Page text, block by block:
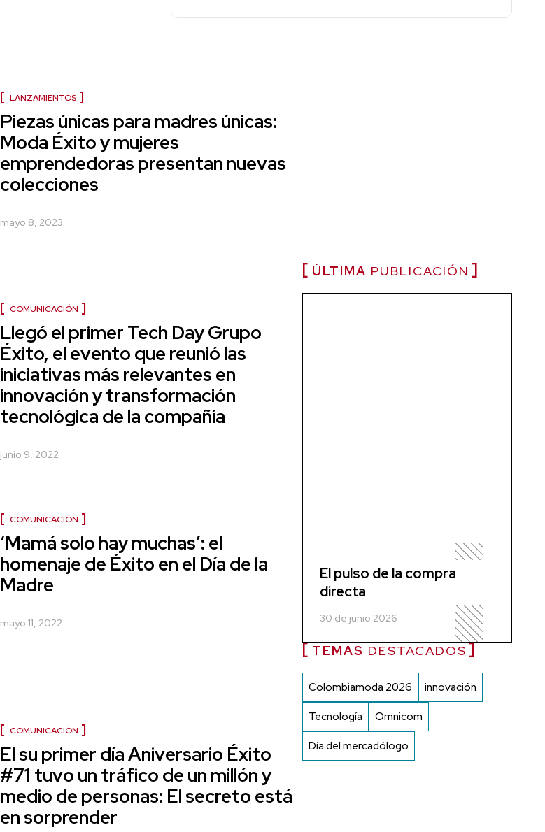
LANZAMIENTOS
Piezas únicas para madres únicas:
Moda Éxito y mujeres
emprendedoras presentan nuevas
colecciones
mayo 8, 2023
COMUNICACIÓN
Llegó el primer Tech Day Grupo
Éxito, el evento que reunió las
iniciativas más relevantes en
innovación y transformación
tecnológica de la compañía
junio 9, 2022
COMUNICACIÓN
‘Mamá solo hay muchas’: el
homenaje de Éxito en el Día de la
Madre
mayo 11, 2022
COMUNICACIÓN
El su primer día Aniversario Éxito
#71 tuvo un tráfico de un millón y
medio de personas: El secreto está
en sorprender
ÚLTIMA PUBLICACIÓN
El pulso de la compra
directa
30 de junio 2026
TEMAS DESTACADOS
Colombiamoda 2026 innovación
Tecnología Omnicom
Día del mercadólogo